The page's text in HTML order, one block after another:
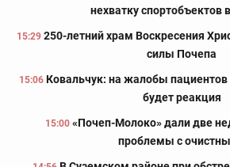
нехватку спортобъектов
15:29 250-летний храм Воскресения
силы Почепа
15:06 Ковальчук: на жалобы
будет реакция
15:00 «Почеп-Молоко» дали две
проблемы с